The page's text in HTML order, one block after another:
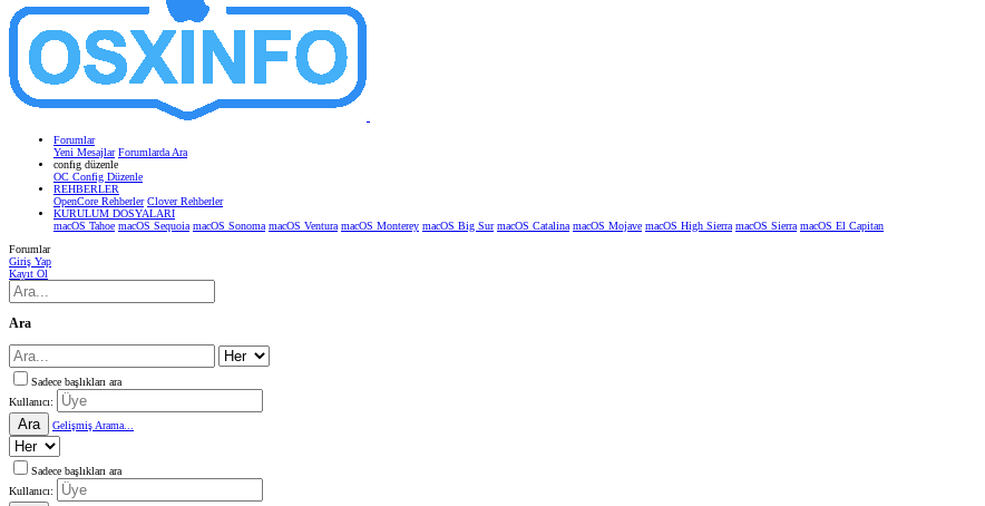
Forumlar
Yeni Mesajlar Forumlarda Ara
confıg düzenle
OC Config Düzenle
REHBERLER
OpenCore Rehberler Clover Rehberler
KURULUM DOSYALARI
macOS Tahoe macOS Sequoia macOS Sonoma macOS Ventura macOS Monterey macOS Big Sur macOS Catalina macOS Mojave macOS High Sierra macOS Sierra macOS El Capitan
Forumlar
Giriş Yap
Kayıt Ol
Ara
Sadece başlıkları ara
Kullanıcı:
Ara Gelişmiş Arama...
Sadece başlıkları ara
Kullanıcı: